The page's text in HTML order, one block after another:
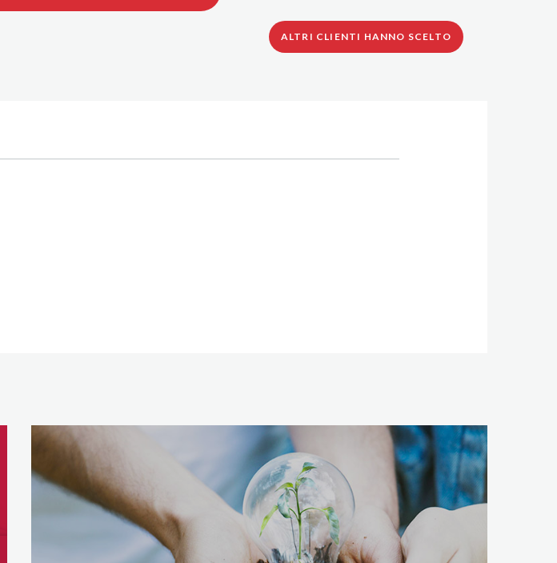
ALTRI CLIENTI HANNO SCELTO